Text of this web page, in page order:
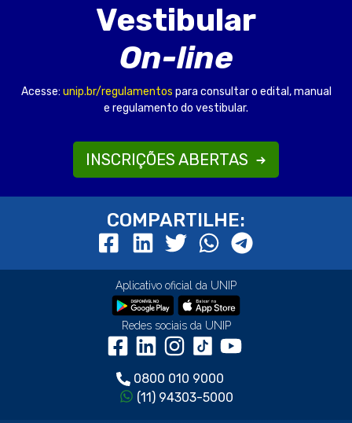
Vestibular
On-line
Acesse: unip.br/regulamentos para consultar o edital, manual
e regulamento do vestibular.
INSCRIÇÕES ABERTAS
COMPARTILHE:
Aplicativo oficial da UNIP
Redes sociais da UNIP
0800 010 9000
(11) 94303-5000